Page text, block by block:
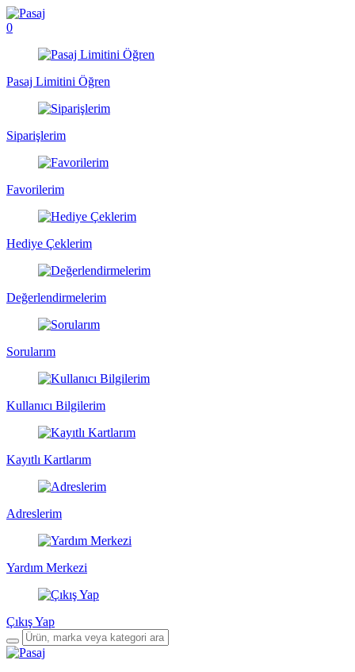
0
Pasaj Limitini Öğren
Siparişlerim
Favorilerim
Hediye Çeklerim
Değerlendirmelerim
Sorularım
Kullanıcı Bilgilerim
Kayıtlı Kartlarım
Adreslerim
Yardım Merkezi
Çıkış Yap